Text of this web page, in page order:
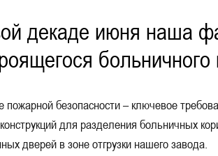
ЛЮКИ
ВОРОТА
ИЗДЕЛИЯ Глухие
декаде июня наша
пожарной безопасности – ключевое
конструкций для разделения больничных
дверей в зоне отгрузки нашего завода.